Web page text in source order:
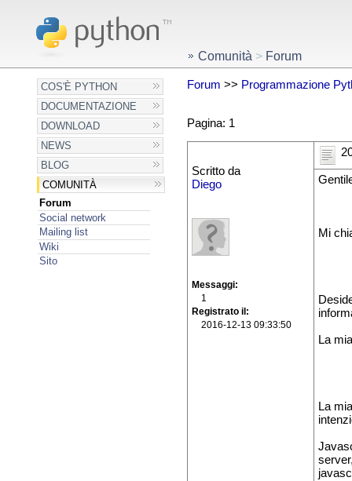
COS'È PYTHON
DOCUMENTAZIONE
DOWNLOAD
NEWS
BLOG
COMUNITÀ
Forum
Social network
Mailing list
Wiki
Sito
Comunità > Forum
Forum >> Programmazione
Pagina: 1
Scritto da
Diego
Messaggi
1
Registrato il
2016-12-13 09:33:50
Mi
La
La